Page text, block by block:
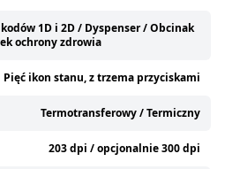
1D i 2D / Dyspenser / Obcinak
ochrony zdrowia
Pięć ikon stanu, z trzema przyciskami
Termotransferowy / Termiczny
203 dpi / opcjonalnie 300 dpi